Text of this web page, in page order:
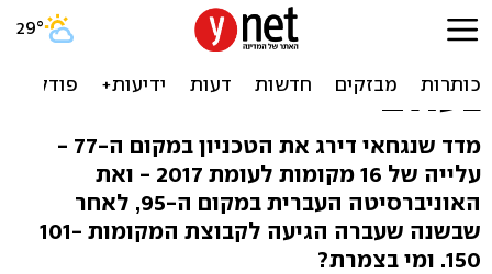
הטכניון והעברית - ברשימת
100 האוניברסיטאות הטובות
בעולם
מדד שנגחאי דירג את הטכניון במקום ה-77 -
עלייה של 16 מקומות לעומת 2017 - ואת
האוניברסיטה העברית במקום ה-95, לאחר
שבשנה שעברה הגיעה לקבוצת המקומות 101-
150. ומי בצמרת?